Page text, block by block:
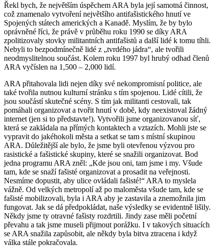
Řekl bych, že největším úspěchem ARA byla její samotná činnost,
což znamenalo vytvoření největšího antifašistického hnutí ve
Spojených státech amerických a Kanadě. Myslím, že by bylo
oprávněné říci, že právě v průběhu roku 1990 se díky ARA
zpolitizovaly stovky militantních antifašistů a další lidé k tomu tíhli.
Nebyli to bezpodmínečně lidé z „tvrdého jádra“, ale tvořili
neodmyslitelnou součást. Kolem roku 1997 byl hrubý odhad členů
ARA vyčíslen na 1,500 – 2,000 lidí.
ARA přitahovala lidi nejen díky své nekompromisní politice, ale
také tvořila nutnou kulturní stránku s tím spojenou. Lidé cítili, že
jsou součástí skutečné scény. S tím jak militanti cestovali, tak
pomáhali organizovat a tvořit hnutí v době, kdy neexistoval žádný
internet (jen si to představte!). Vytvořili jsme organizovanou síť,
která se zakládala na přímých kontaktech a vztazích. Mohli jste se
vypravit do jakéhokoli města a setkat se tam s místní skupinou
ARA. Důležitější ale bylo, že jsme byli otevřenou výzvou pro
rasistické a fašistické skupiny, které se snažili organizovat. Bod
jedna programu ARA zněl: „Kde jsou oni, tam jsme i my. Všude
tam, kde se snaží fašisté organizovat a prosadit na veřejnosti.
Nesmíme dopustit, aby ulice ovládali fašisté!“ ARA to myslela
vážně. Od velkých metropolí až po maloměsta všude tam, kde se
fašisté mobilizovali, byla i ARA aby je zastavila a znemožnila jim
fungovat. Jak se dá předpokládat, naše výsledky se evidentně lišily.
Někdy jsme ty otravné fašisty rozdrtili. Jindy zase měli početní
převahu a tak jsme museli přijmout porážku. I v takových situacích
se ARA snažila zapůsobit, ale někdy byla bitva ztracena i když
válka stále pokračovala.